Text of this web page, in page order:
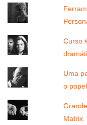
Curso
Uma
o
Matrix